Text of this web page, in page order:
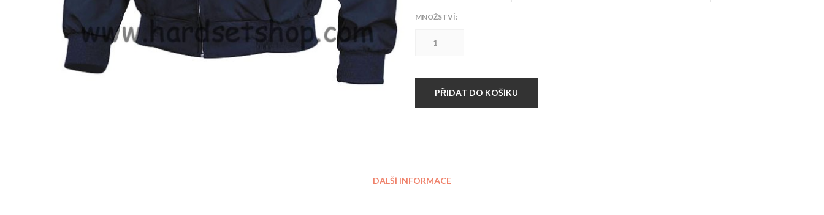
MNOŽSTVÍ:
NAVY
PŘIDAT DO KOŠÍKU
DALŠÍ INFORMACE